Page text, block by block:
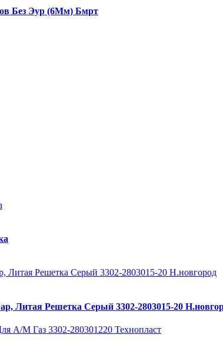
Без Эур (6Мм) Бмрт
Литая Решетка Серый 3302-2803015-20